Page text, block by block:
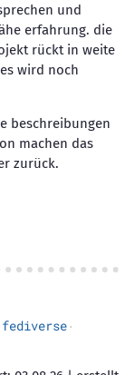
und
erfahrung. die
rückt in weite
wird noch
beschreibungen
machen das
zurück.
fediverse·